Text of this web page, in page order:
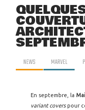
NEWS MARVEL
En septembre, la
variant coverspour